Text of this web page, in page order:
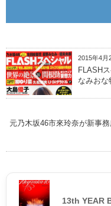
2015年4月
FLASH
なみお
元乃木坂46市來玲奈が新事
13th YEAR